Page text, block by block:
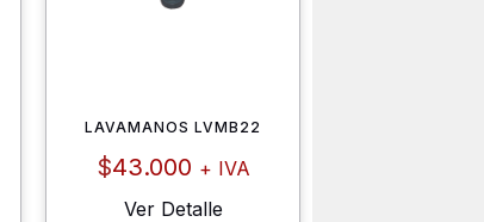
LAVAMANOS LVMB22
$43.000 + IVA
Ver Detalle